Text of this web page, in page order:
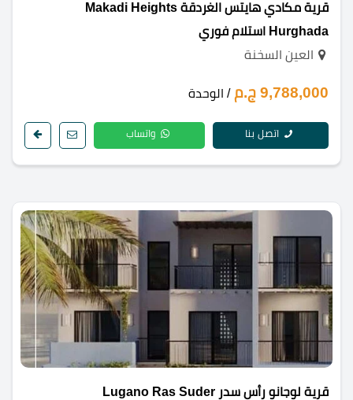
قرية مكادي هايتس الغردقة Makadi Heights
Hurghada استلام فوري
العين السخنة
9,788,000 ج.م / الوحدة
اتصل بنا واتساب
قرية لوجانو رأس سدر Lugano Ras Suder